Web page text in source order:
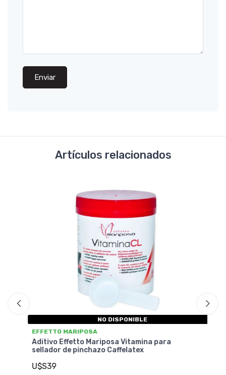
Enviar
Artículos relacionados
NO DISPONIBLE
EFFETTO MARIPOSA
Aditivo Effetto Mariposa Vitamina para
sellador de pinchazo Caffelatex
U$S39